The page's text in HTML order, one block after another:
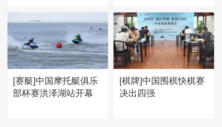
[赛艇]中国摩托艇俱乐
部杯赛洪泽湖站开幕
[棋牌]中国围棋快棋赛
决出四强